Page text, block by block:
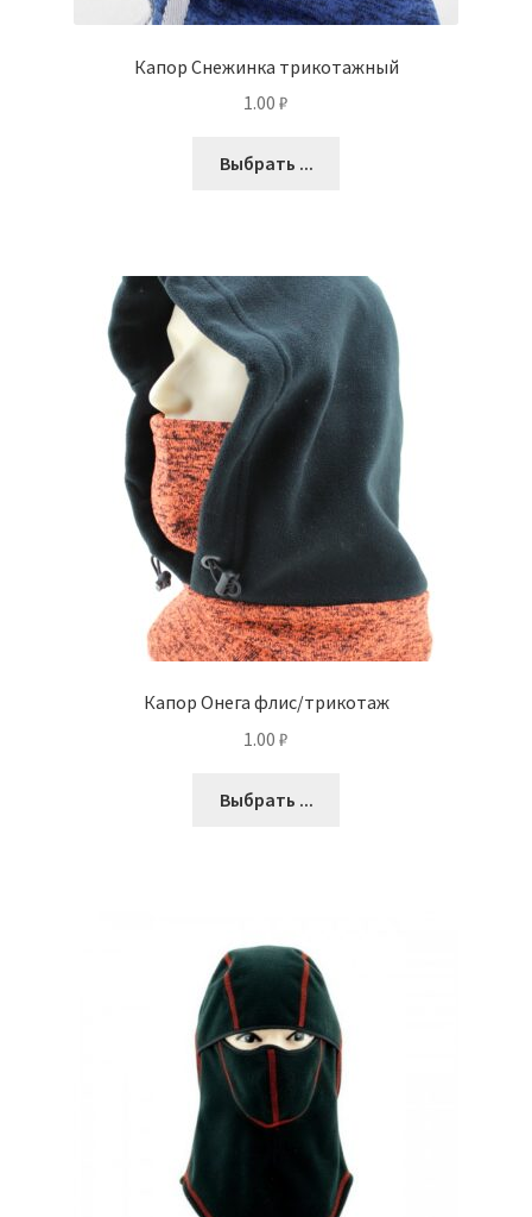
Капор Снежинка трикотажный
1.00 ₽
Выбрать ...
Капор Онега флис/трикотаж
1.00 ₽
Выбрать ...